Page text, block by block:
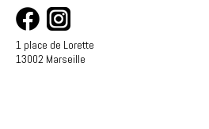
1 place de Lorette
13002 Marseille